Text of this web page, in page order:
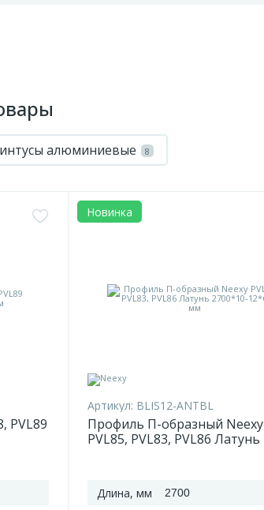
алюминиевые 8
PVL89
Новинка
Артикул: BLIS12-ANTBL
Профиль П-образный Neexy
PVL85, PVL83, PVL86 Латунь
Длина, мм 2700